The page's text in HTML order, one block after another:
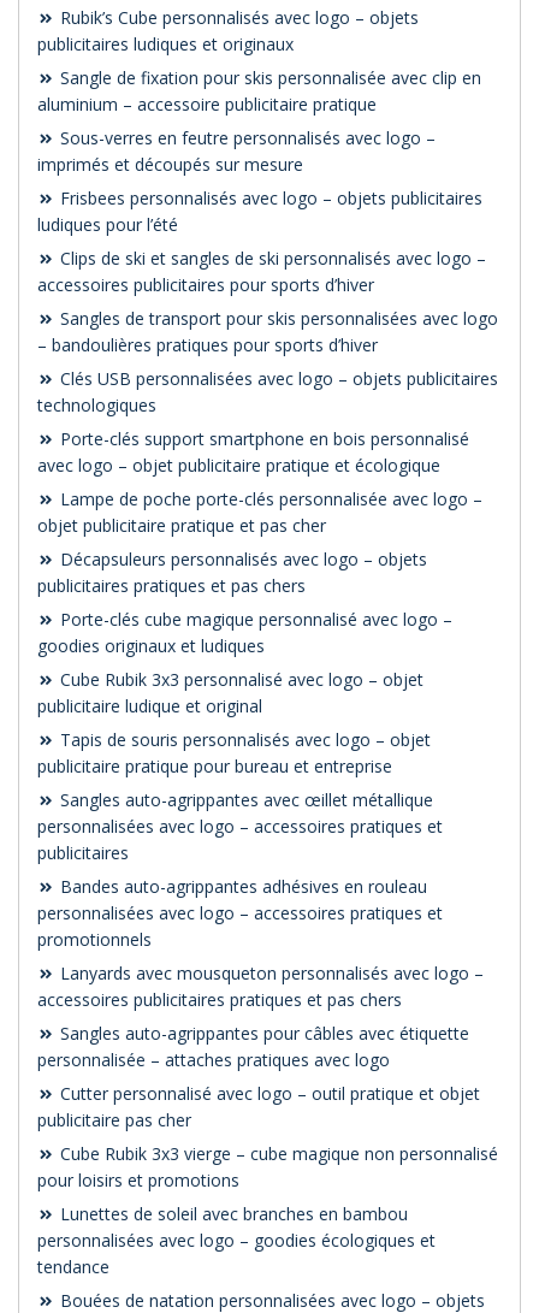
Rubik’s Cube personnalisés avec logo – objets
publicitaires ludiques et originaux
Sangle de fixation pour skis personnalisée avec clip en
aluminium – accessoire publicitaire pratique
Sous-verres en feutre personnalisés avec logo –
imprimés et découpés sur mesure
Frisbees personnalisés avec logo – objets publicitaires
ludiques pour l’été
Clips de ski et sangles de ski personnalisés avec logo –
accessoires publicitaires pour sports d’hiver
Sangles de transport pour skis personnalisées avec logo
– bandoulières pratiques pour sports d’hiver
Clés USB personnalisées avec logo – objets publicitaires
technologiques
Porte-clés support smartphone en bois personnalisé
avec logo – objet publicitaire pratique et écologique
Lampe de poche porte-clés personnalisée avec logo –
objet publicitaire pratique et pas cher
Décapsuleurs personnalisés avec logo – objets
publicitaires pratiques et pas chers
Porte-clés cube magique personnalisé avec logo –
goodies originaux et ludiques
Cube Rubik 3x3 personnalisé avec logo – objet
publicitaire ludique et original
Tapis de souris personnalisés avec logo – objet
publicitaire pratique pour bureau et entreprise
Sangles auto-agrippantes avec œillet métallique
personnalisées avec logo – accessoires pratiques et
publicitaires
Bandes auto-agrippantes adhésives en rouleau
personnalisées avec logo – accessoires pratiques et
promotionnels
Lanyards avec mousqueton personnalisés avec logo –
accessoires publicitaires pratiques et pas chers
Sangles auto-agrippantes pour câbles avec étiquette
personnalisée – attaches pratiques avec logo
Cutter personnalisé avec logo – outil pratique et objet
publicitaire pas cher
Cube Rubik 3x3 vierge – cube magique non personnalisé
pour loisirs et promotions
Lunettes de soleil avec branches en bambou
personnalisées avec logo – goodies écologiques et
tendance
Bouées de natation personnalisées avec logo – objets